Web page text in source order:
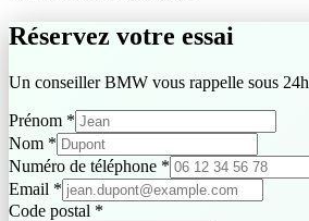
Réservez votre essai
Un conseillerBMW vous rappelle sous 24h
Prénom *
Nom *
Numéro de téléphone *
Email *
Code postal *